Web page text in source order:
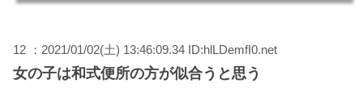
12 ：2021/01/02(土) 13:46:09.34 ID:hlLDemfI0.net
女の子は和式便所の方が似合うと思う